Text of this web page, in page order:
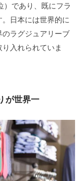
）であり、既にフラ
日本には世界的に
ラグジュアリーブ
入れられていま
が世界一